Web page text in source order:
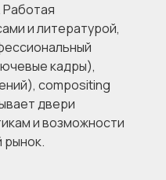
Работая
и литературой,
кадры),
compositing
двери
и возможности
рынок.